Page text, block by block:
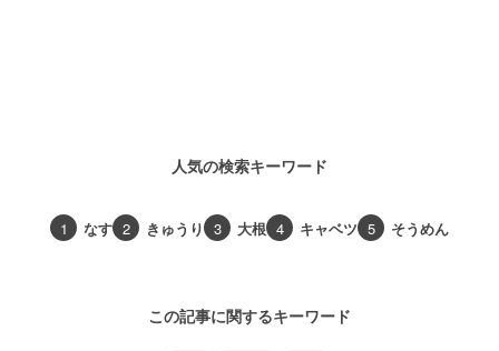
人気の検索キーワード
1 なす 2 きゅうり 3 大根 4 キャベツ 5 そうめん
この記事に関するキーワード